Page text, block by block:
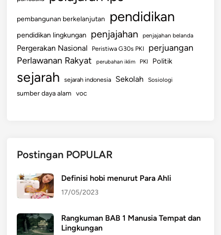
pembangunan berkelanjutan pendidikan
pendidikan lingkungan penjajahan penjajahan belanda
Pergerakan Nasional Peristiwa G30s PKI perjuangan
Perlawanan Rakyat perubahan iklim PKI Politik
sejarah sejarah indonesia Sekolah Sosiologi
sumber daya alam voc
Postingan POPULAR
Definisi hobi menurut Para Ahli
17/05/2023
Rangkuman BAB 1 Manusia Tempat dan
Lingkungan